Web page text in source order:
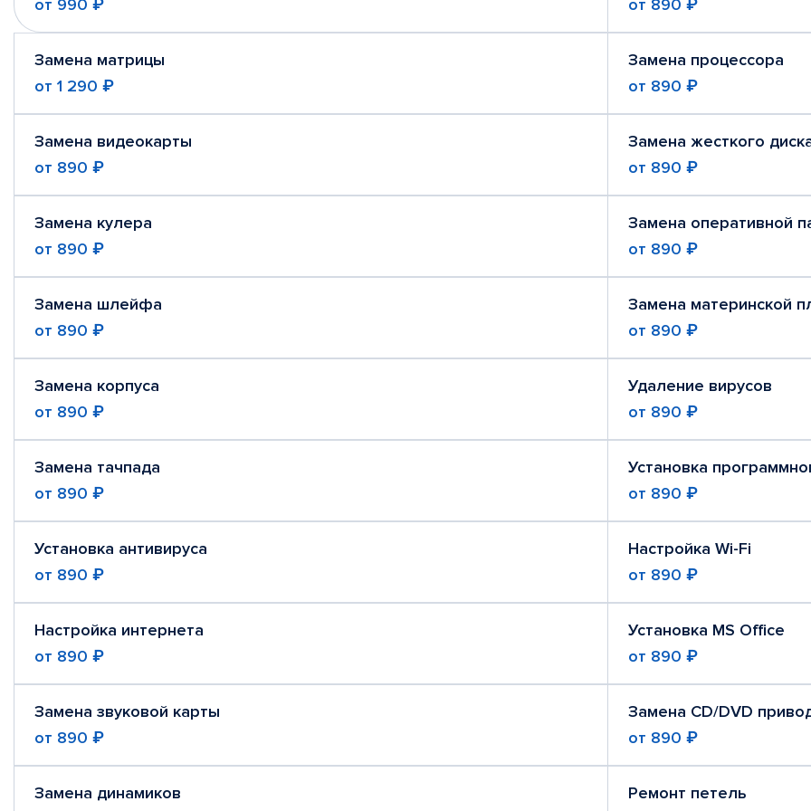
от 990 ₽
от 890 ₽
Замена матрицы
от 1 290 ₽
Замена процессора
от 890 ₽
Замена видеокарты
от 890 ₽
Замена жесткого
от 890 ₽
Замена кулера
от 890 ₽
Замена оперативной
от 890 ₽
Замена шлейфа
от 890 ₽
Замена материнской
от 890 ₽
Замена корпуса
от 890 ₽
Удаление вирусов
от 890 ₽
Замена тачпада
от 890 ₽
Установка
от 890 ₽
Установка антивируса
от 890 ₽
Настройка Wi-Fi
от 890 ₽
Настройка интернета
от 890 ₽
Установка MS Office
от 890 ₽
Замена звуковой карты
от 890 ₽
Замена CD/DVD
от 890 ₽
Замена динамиков
Ремонт петель